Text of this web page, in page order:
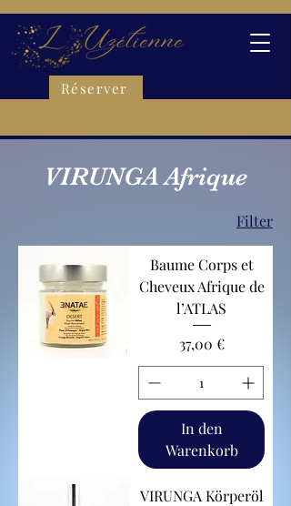
Réserver
VIRUNGA Afrique
Filter
Baume Corps et
Cheveux Afrique de
l’ATLAS
Preis
37,00 €
In den
Warenkorb
VIRUNGA Körperöl